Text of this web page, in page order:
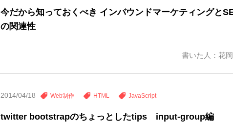
今だから知っておくべき インバウンドマーケティングと
の関連性
書いた人：花
2014/04/18 Web制作 HTML JavaScript
twitter bootstrapのちょっとしたtips input-group編